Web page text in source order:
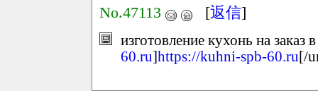
No.47113
[返信]
изготовление кухонь на заказ
60.ru]https://kuhni-spb-60.ru[/